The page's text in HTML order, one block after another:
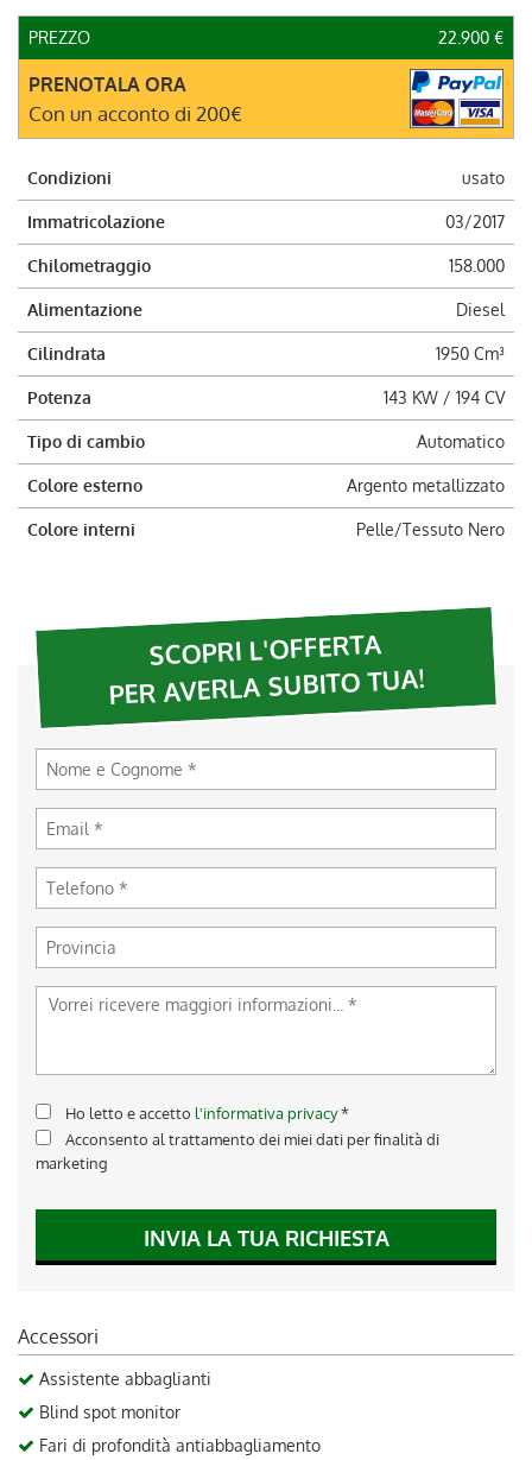
PREZZO 22.900 €
PRENOTALA ORA
Con un acconto di 200€
Condizioni usato
Immatricolazione 03/2017
Chilometraggio 158.000
Alimentazione Diesel
Cilindrata 1950 Cm³
Potenza 143 KW / 194 CV
Tipo di cambio Automatico
Colore esterno Argento metallizzato
Colore interni Pelle/Tessuto Nero
SCOPRI L'OFFERTA
PER AVERLA SUBITO TUA!
Ho letto e accetto l'informativa privacy*
Acconsento al trattamento dei miei dati per finalità di
marketing
INVIA LA TUA RICHIESTA
Accessori
Assistente abbaglianti
Blind spot monitor
Fari di profondità antiabbagliamento